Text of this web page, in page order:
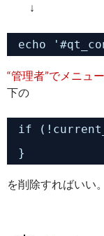
↓
echo
“管理者”でメニュ
下の
if
}
を削除すればいい。